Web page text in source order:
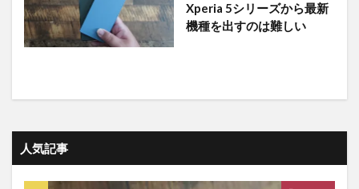
Xperia 5シリーズから最新
機種を出すのは難しい
人気記事